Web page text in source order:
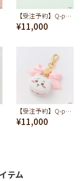
【受注予約】Q-pot. ちいかわ パートドゥフリュイ ネックレス(ハチワレ)
¥11,000
【受注予約】Q-pot. ちいかわ マカロン バッグチャーム（ちいかわ）
¥11,000
テム